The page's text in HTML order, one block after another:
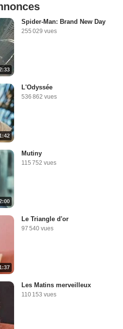
Spider-Man: Brand New Day
255 029 vues
L'Odyssée
536 862 vues
Mutiny
115 752 vues
Le Triangle d'or
97 540 vues
Les Matins merveilleux
110 153 vues